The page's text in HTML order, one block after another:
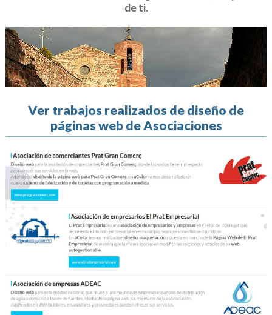
de ti.
Ver trabajos realizados de diseño de
páginas web de Asociaciones